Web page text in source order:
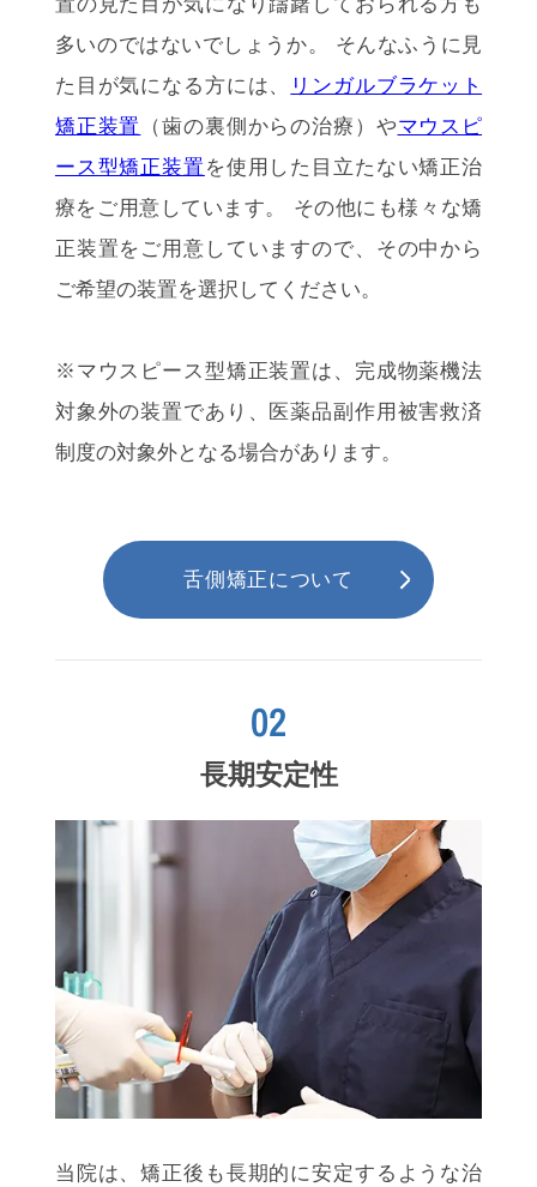
多いのではないでしょうか。 そんなふうに見
た目が気になる方には、
リンガルブラケット
矯正装置
（歯の裏側からの治療）やマウスピ
ース型矯正装置 を使用した目立たない矯正治
療をご用意しています。 その他にも様々な矯
正装置をご用意していますので、その中から
ご希望の装置を選択してください。
※マウスピース型矯正装置は、完成物薬機法
対象外の装置であり、医薬品副作用被害救済
制度の対象外となる場合があります。
舌側矯正について
02
長期安定性
当院は、矯正後も長期的に安定するような治